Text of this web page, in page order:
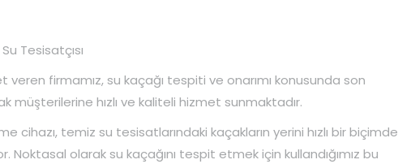
Tesisatçısı
veren firmamız, su kaçağı tespiti ve onarımı konusunda son
müşterilerine hızlı ve kaliteli hizmet sunmaktadır.
cihazı, temiz su tesisatlarındaki kaçakların yerini hızlı bir biçimde
olarak su kaçağını tespit etmek için kullandığımız bu